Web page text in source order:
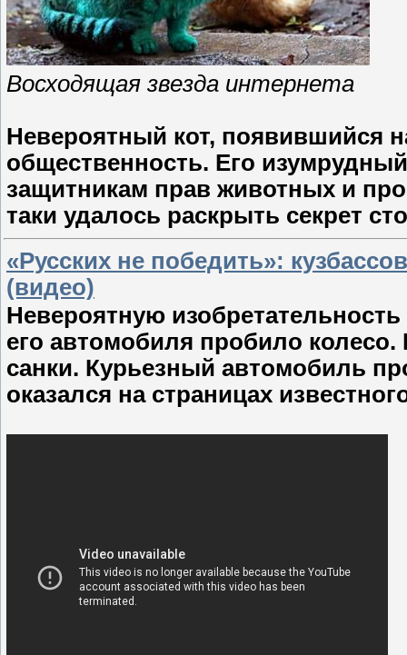
Восходящая звезда интернета
Невероятный кот, появившийся
общественность. Его
защитникам прав животных и
таки удалось раскрыть секрет
«Русских не победить»:
(видео)
Невероятную
его автомобиля пробило колесо.
санки. Курьезный автомобиль
оказался на страницах